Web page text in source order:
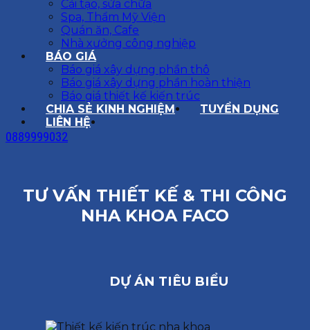
Cải tạo, sửa chữa
Spa, Thẩm Mỹ Viện
Quán ăn, Cafe
Nhà xưởng công nghiệp
BÁO GIÁ
Báo giá xây dựng phần thô
Báo giá xây dựng phần hoàn thiện
Báo giá thiết kế kiến trúc
CHIA SẺ KINH NGHIỆM
TUYỂN DỤNG
LIÊN HỆ
0889999032
TƯ VẤN THIẾT KẾ & THI CÔNG
NHA KHOA FACO
DỰ ÁN TIÊU BIỂU